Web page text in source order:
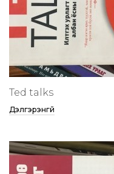
Ted talks
Дэлгэрэнгүй